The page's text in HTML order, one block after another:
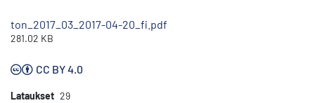
ton_2017_03_2017-04-20_fi.pdf
281.02 KB
CC BY 4.0
Lataukset 29